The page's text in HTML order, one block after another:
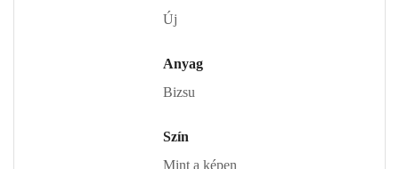
Új
Anyag
Bizsu
Szín
Mint a képen